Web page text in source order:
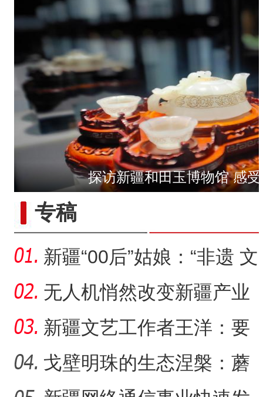
【与你为邻】俄罗斯教授：
探访新疆和田玉博物馆 感受
专稿
新疆“00后”姑娘：“非遗 文
创”让传统文化“潮”
无人机悄然改变新疆产业
生产方式
新疆文艺工作者王洋：要
把美好的家乡唱给更多人
戈壁明珠的生态涅槃：蘑